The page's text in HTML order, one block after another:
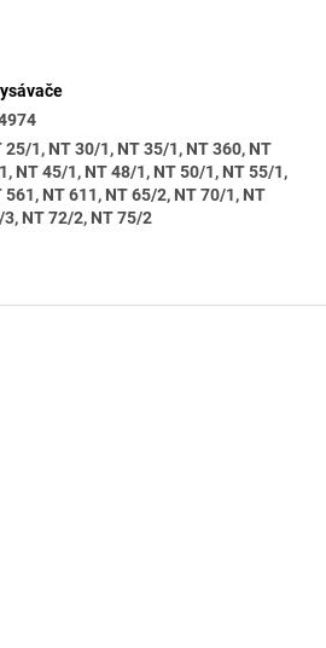
25/1, NT 30/1, NT 35/1, NT 360, NT
NT 45/1, NT 48/1, NT 50/1, NT 55/1,
561, NT 611, NT 65/2, NT 70/1, NT
NT 72/2, NT 75/2